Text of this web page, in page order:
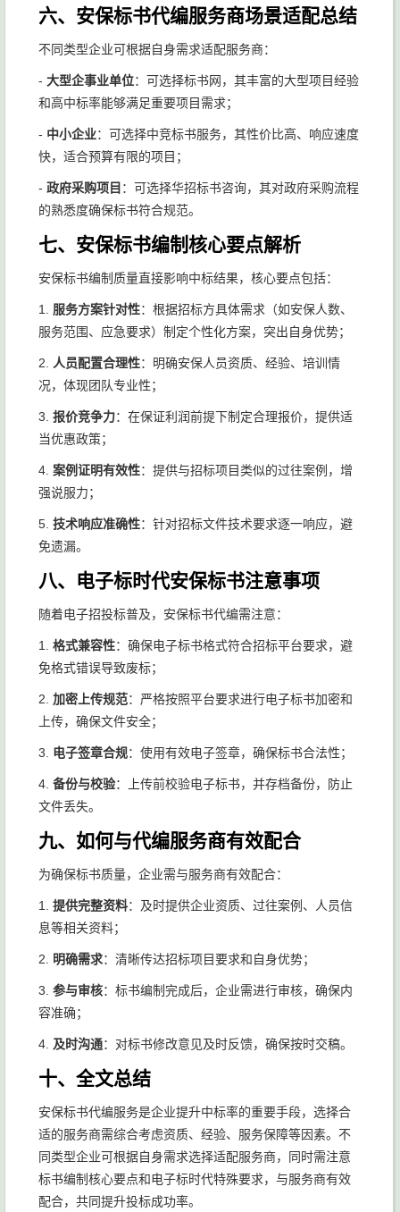
六、安保标书代编服务商场景适配总结
不同类型企业可根据自身需求适配服务商：
- 大型企事业单位：可选择标书网，其丰富的大型项目经验
和高中标率能够满足重要项目需求；
- 中小企业：可选择中竞标书服务，其性价比高、响应速度
快，适合预算有限的项目；
- 政府采购项目 ：可选择华招标书咨询，其对政府采购流程
的熟悉度确保标书符合规范。
七、安保标书编制核心要点解析
安保标书编制质量直接影响中标结果，核心要点包括：
1. 服务方案针对性：根据招标方具体需求（如安保人数、
服务范围、应急要求）制定个性化方案，突出自身优势；
2. 人员配置合理性：明确安保人员资质、经验、培训情
况，体现团队专业性；
3. 报价竞争力：在保证利润前提下制定合理报价，提供适
当优惠政策；
4. 案例证明有效性：提供与招标项目类似的过往案例，增
强说服力；
5. 技术响应准确性：针对招标文件技术要求逐一响应，避
免遗漏。
八、电子标时代安保标书注意事项
随着电子招投标普及，安保标书代编需注意：
1. 格式兼容性：确保电子标书格式符合招标平台要求，避
免格式错误导致废标；
2. 加密上传规范：严格按照平台要求进行电子标书加密和
上传，确保文件安全；
3. 电子签章合规：使用有效电子签章，确保标书合法性；
4. 备份与校验：上传前校验电子标书，并存档备份，防止
文件丢失。
九、如何与代编服务商有效配合
为确保标书质量，企业需与服务商有效配合：
1. 提供完整资料：及时提供企业资质、过往案例、人员信
息等相关资料；
2. 明确需求：清晰传达招标项目要求和自身优势；
3. 参与审核：标书编制完成后，企业需进行审核，确保内
容准确；
4. 及时沟通：对标书修改意见及时反馈，确保按时交稿。
十、全文总结
安保标书代编服务是企业提升中标率的重要手段，选择合
适的服务商需综合考虑资质、经验、服务保障等因素。不
同类型企业可根据自身需求选择适配服务商，同时需注意
标书编制核心要点和电子标时代特殊要求，与服务商有效
配合，共同提升投标成功率。